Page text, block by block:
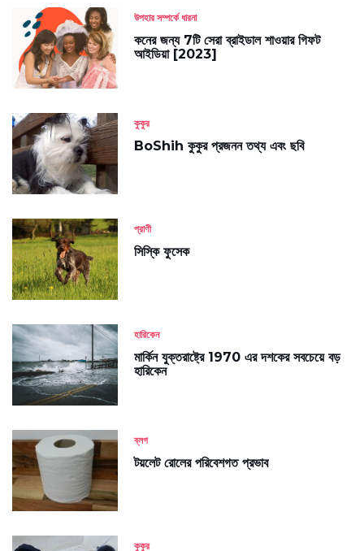
উপহার সম্পর্কে ধারনা
কনের জন্য 7টি সেরা ব্রাইডাল শাওয়ার গিফট
আইডিয়া [2023]
কুকুর
BoShih কুকুর প্রজনন তথ্য এবং ছবি
প্রাণী
সিস্কি ফুসেক
হারিকেন
মার্কিন যুক্তরাষ্ট্রে 1970 এর দশকের সবচেয়ে বড়
হারিকেন
ব্লগ
টয়লেট রোলের পরিবেশগত প্রভাব
কুকুর